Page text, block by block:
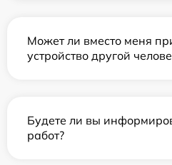
Может ли вместо меня
устройство другой
Будете ли вы
работ?